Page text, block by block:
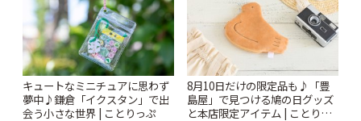
キュートなミニチュアに思わず
夢中♪鎌倉「イクスタン」で出
会う小さな世界 | ことりっぷ
8月10日だけの限定品も♪「豊
島屋」で見つける鳩の日グッズ
と本店限定アイテム | ことりっ